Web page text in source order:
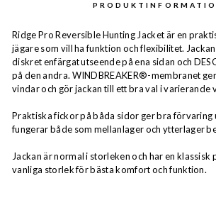
Ridge Pro Reversible Hunting Jacket är en
jägare som vill ha funktion och flexibilitet.
diskret enfärgat utseende på ena sidan och
på den andra. WINDBREAKER®-membranet
vindar och gör jackan till ett bra val i varierande
Praktiska fickor på båda sidor ger bra förvaring
fungerar både som mellanlager och ytterlager
Jackan är normal i storleken och har en klassisk
vanliga storlek för bästa komfort och funktion.